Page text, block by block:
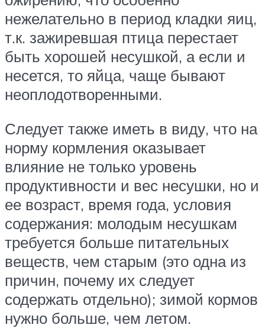
нежелательно в период кладки яиц,
т.к. зажиревшая птица перестает
быть хорошей несушкой, а если и
несется, то яйца, чаще бывают
неоплодотворенными.
Следует также иметь в виду, что на
норму кормления оказывает
влияние не только уровень
продуктивности и вес несушки, но и
ее возраст, время года, условия
содержания: молодым несушкам
требуется больше питательных
веществ, чем старым (это одна из
причин, почему их следует
содержать отдельно); зимой кормов
нужно больше, чем летом.